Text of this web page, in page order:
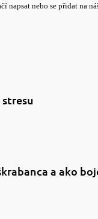
nebo se přidat na
stresu
a ako